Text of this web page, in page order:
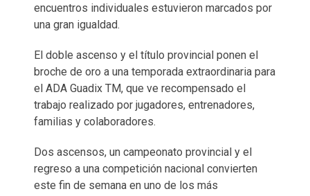
encuentros individuales estuvieron marcados por
una gran igualdad.
El doble ascenso y el título provincial ponen el
broche de oro a una temporada extraordinaria para
el ADA Guadix TM, que ve recompensado el
trabajo realizado por jugadores, entrenadores,
familias y colaboradores.
Dos ascensos, un campeonato provincial y el
regreso a una competición nacional convierten
este fin de semana en uno de los más